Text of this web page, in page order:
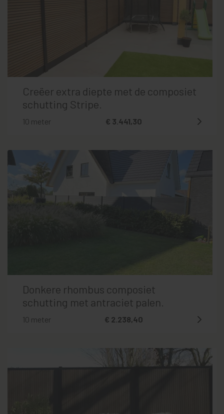
Creëer extra diepte met de composiet
schutting Stripe.
10 meter € 3.441,30
Donkere rhombus composiet
schutting met antraciet palen.
10 meter € 2.238,40